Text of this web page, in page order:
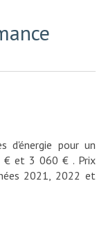
d'énergie pour un
€ et 3 060 € . Prix
2021, 2022 et